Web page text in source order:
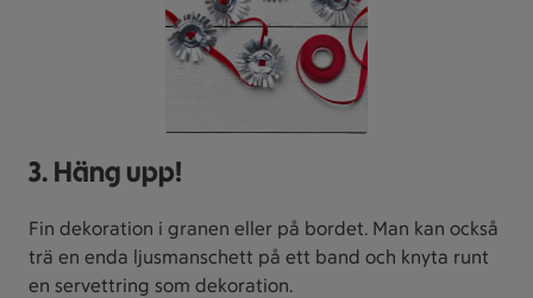
3. Häng upp!
Fin dekoration i granen eller på bordet. Man kan också
trä en enda ljusmanschett på ett band och knyta runt
en servettring som dekoration.